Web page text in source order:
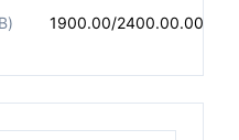
1900.00/2400.00.00